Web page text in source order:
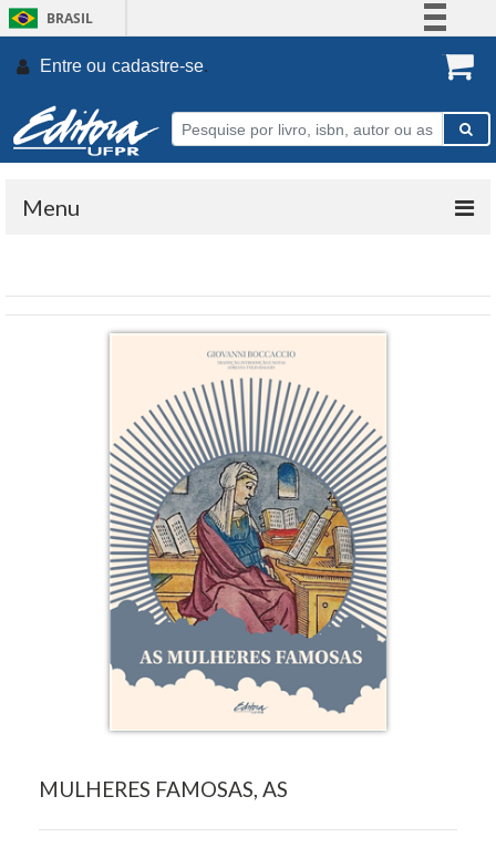
BRASIL
Participe
Entre ou cadastre-se.
Menu
MULHERES FAMOSAS, AS